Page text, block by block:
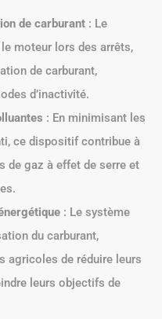
de carburant : Le
moteur lors des arrêts,
de carburant,
d’inactivité.
: En minimisant les
ce dispositif contribue à
de gaz à effet de serre et
: Le système
du carburant,
agricoles de réduire leurs
leurs objectifs de